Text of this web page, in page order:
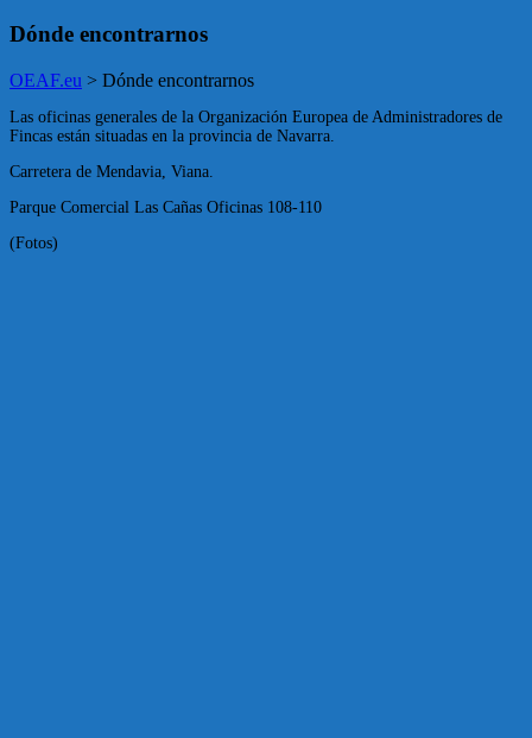
Dónde encontrarnos
OEAF.eu > Dónde encontrarnos
Las oficinas generales de la Organización Europea de Administradores de
Fincas están situadas en la provincia de Navarra.
Carretera de Mendavia, Viana.
Parque Comercial Las Cañas Oficinas 108-110
(Fotos)